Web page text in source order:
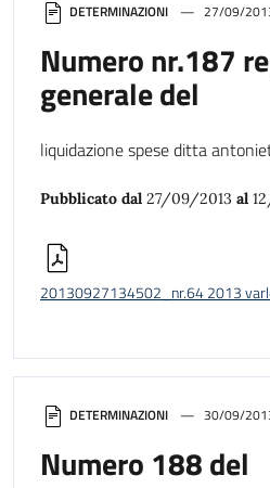
DETERMINAZIONI 30/09/
Numero 188 del
DETERMINAZIONI 27/09/
Numero nr.187
generale del
liquidazione spese ditta
Pubblicato dal 27/09/2013 al
20130927134502_nr.64 2013